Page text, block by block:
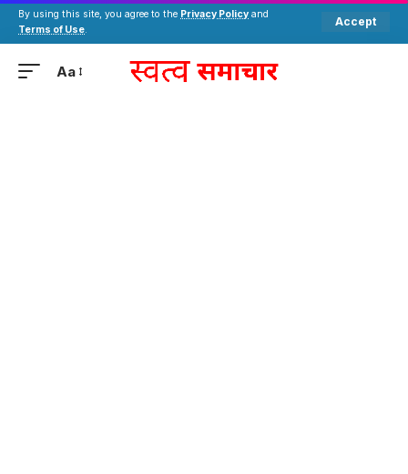
By using this site, you agree to the Privacy Policy and
Terms of Use.
Accept
Aa